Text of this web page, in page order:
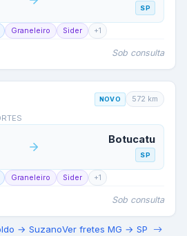
SP
Graneleiro Sider +1
Sob consulta
NOVO 572 km
Botucatu
SP
Graneleiro Sider +1
Sob consulta
→ SuzanoVer fretes MG → SP